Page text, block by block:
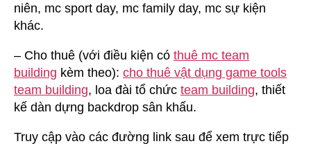
niên, mc sport day, mc family day, mc sự kiện
khác.
– Cho thuê (với điều kiện có thuê mc team
building kèm theo): cho thuê vật dụng game tools
team building, loa đài tổ chức team building, thiết
kế dàn dựng backdrop sân khấu.
Truy cập vào các đường link sau để xem trực tiếp